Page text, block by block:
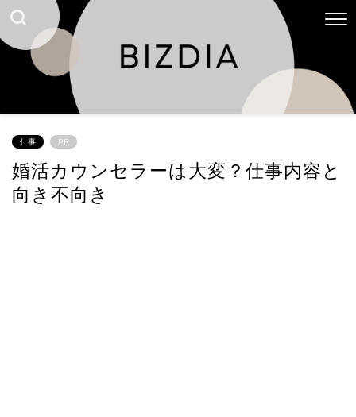
仕事 PR
婚活カウンセラーは大変？仕事内容と
向き不向き